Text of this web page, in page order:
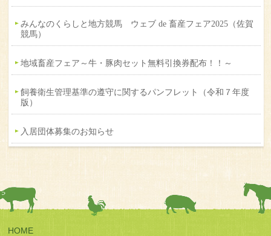
みんなのくらしと地方競馬 ウェブ de 畜産フェア2025（佐賀
競馬）
地域畜産フェア～牛・豚肉セット無料引換券配布！！～
飼養衛生管理基準の遵守に関するパンフレット（令和７年度
版）
入居団体募集のお知らせ
HOME